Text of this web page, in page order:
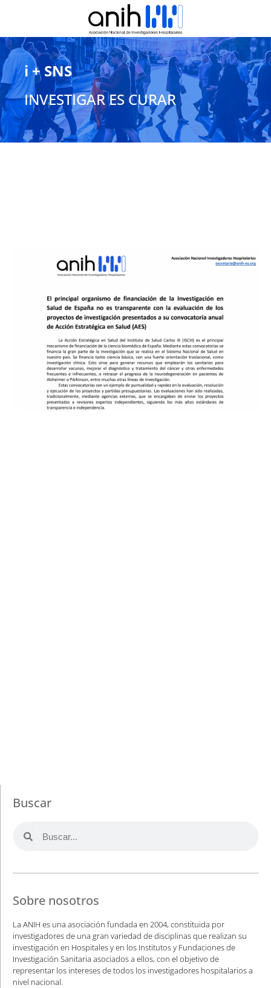
i + SNS
INVESTIGAR ES CURAR
Buscar
Sobre nosotros
La ANIH es una asociación fundada en 2004, constituida por
investigadores de una gran variedad de disciplinas que realizan su
investigación en Hospitales y en los Institutos y Fundaciones de
Investigación Sanitaria asociados a ellos, con el objetivo de
representar los intereses de todos los investigadores hospitalarios a
nivel nacional.